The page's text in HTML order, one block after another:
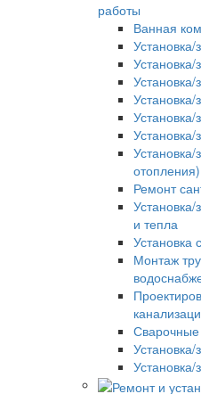
работы
Ванная
отопления)
Ремонт
и тепла
Установка
Монтаж